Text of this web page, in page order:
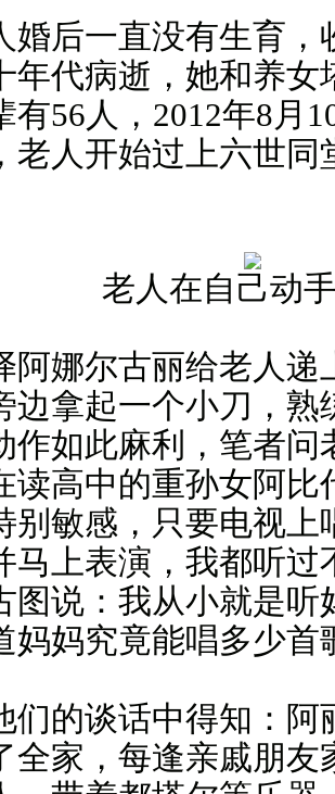
后一直没有生育，
年代病逝，她和养女
有56人，2012年8月
老人开始过上六世同
老人在自己动
娜尔古丽给老人递
边拿起一个小刀，熟
作如此麻利，笔者问
读高中的重孙女阿比
别敏感，只要电视上
马上表演，我都听过
图说：我从小就是
妈妈究竟能唱多少首
的谈话中得知：阿
全家，每逢亲戚朋友